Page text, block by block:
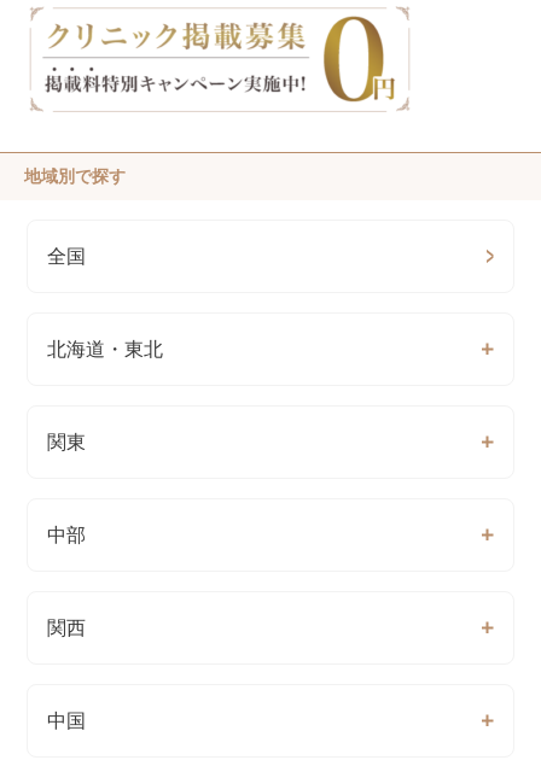
地域別で探す
全国
北海道・東北
関東
中部
関西
中国